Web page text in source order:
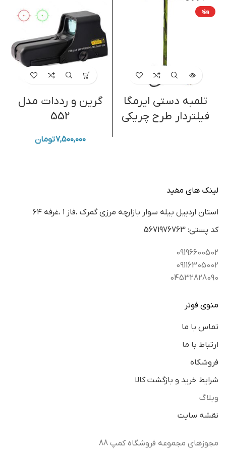
ویژه
تلمبه دستی ایرمگا
فیلتردار طرح چریکی
گرین و رددات مدل
552
۷,۵۰۰,۰۰۰تومان
لینک های مفید
استان اردبيل بيله سوار بازارچه مرزي گمرك ،فاز ١ ،غرفه ٦٤
كد پستي: 5671976763
09196600502
09116305002
04532828090
منوی فوتر
تماس با ما
ارتباط با ما
فروشکاه
شرایط خرید و بازگشت کالا
وبلاگ
نقشه سایت
مجوزهای مجموعه فروشگاه کمپ 88